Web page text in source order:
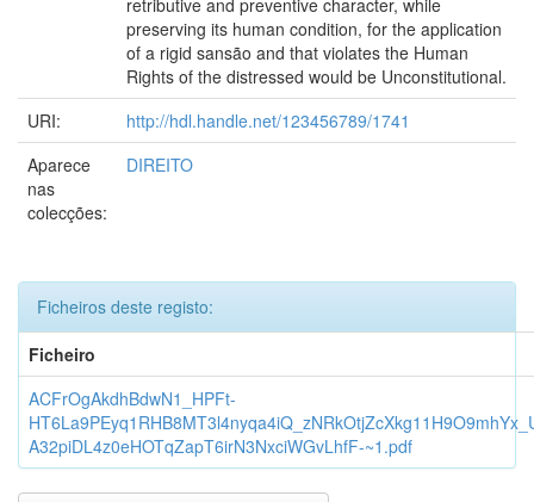
retributive and preventive character, while
preserving its human condition, for the application
of a rigid sansão and that violates the Human
Rights of the distressed would be Unconstitutional.
URI:
http://hdl.handle.net/123456789/1741
Aparece
nas
colecções:
DIREITO
Ficheiros deste registo:
Ficheiro
ACFrOgAkdhBdwN1_HPFt-
A32piDL4z0eHOTqZapT6irN3NxciWGvLhfF-~1.pdf